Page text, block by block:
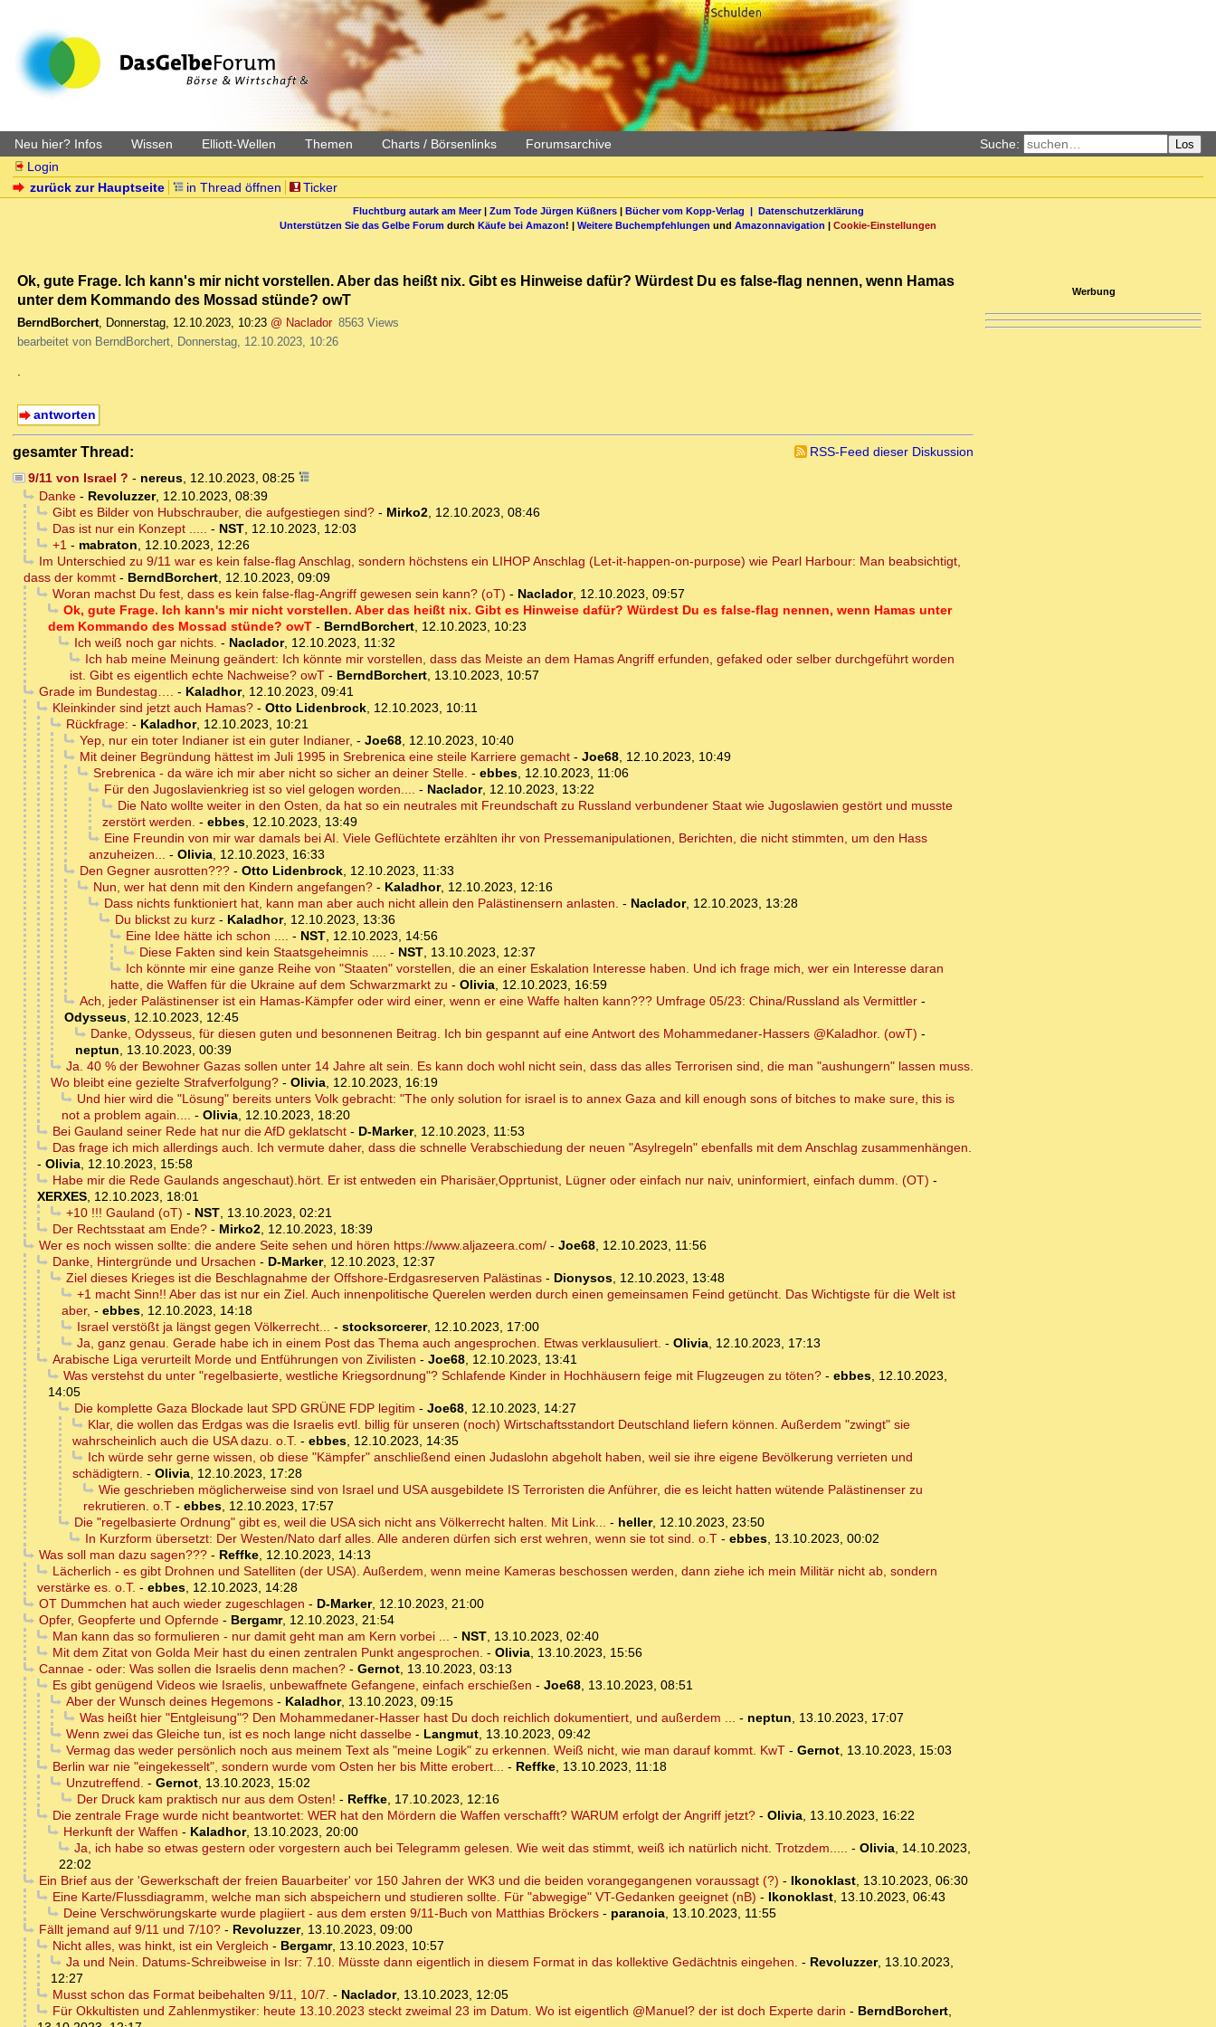
Neu hier? Infos Wissen Elliott-Wellen Themen Charts / Börsenlinks Forumsarchive Suche: Los
Login
zurück zur Hauptseite
in Thread öffnen Ticker
Fluchtburg autark am Meer| Zum Tode Jürgen Küßners| Bücher vom Kopp-Verlag | Datenschutzerklärung
Unterstützen Sie das Gelbe Forum durch Käufe bei Amazon! | Weitere Buchempfehlungen und Amazonnavigation | Cookie-Einstellungen
Ok, gute Frage. Ich kann's mir nicht vorstellen. Aber das heißt nix. Gibt es Hinweise dafür? Würdest Du es false-flag nennen, wenn Hamas
unter dem Kommando des Mossad stünde? owT
BerndBorchert, Donnerstag, 12.10.2023, 10:23 @ Naclador 8563 Views
bearbeitet von BerndBorchert, Donnerstag, 12.10.2023, 10:26
.
antworten
gesamter Thread:
RSS-Feed dieser Diskussion
9/11 von Israel ? - nereus, 12.10.2023, 08:25
Danke- Revoluzzer, 12.10.2023, 08:39
Gibt es Bilder von Hubschrauber, die aufgestiegen sind?- Mirko2, 12.10.2023, 08:46
Das ist nur ein Konzept ..... - NST, 12.10.2023, 12:03
+1- mabraton, 12.10.2023, 12:26
Im Unterschied zu 9/11 war es kein false-flag Anschlag, sondern höchstens ein LIHOP Anschlag (Let-it-happen-on-purpose) wie Pearl Harbour: Man beabsichtigt,
dass der kommt - BerndBorchert, 12.10.2023, 09:09
Woran machst Du fest, dass es kein false-flag-Angriff gewesen sein kann? (oT) - Naclador, 12.10.2023, 09:57
Ok, gute Frage. Ich kann's mir nicht vorstellen. Aber das heißt nix. Gibt es Hinweise dafür? Würdest Du es false-flag nennen, wenn Hamas unter
dem Kommando des Mossad stünde? owT - BerndBorchert, 12.10.2023, 10:23
Ich weiß noch gar nichts. - Naclador, 12.10.2023, 11:32
Ich hab meine Meinung geändert: Ich könnte mir vorstellen, dass das Meiste an dem Hamas Angriff erfunden, gefaked oder selber durchgeführt worden
ist. Gibt es eigentlich echte Nachweise? owT - BerndBorchert, 13.10.2023, 10:57
Grade im Bundestag…. - Kaladhor, 12.10.2023, 09:41
Kleinkinder sind jetzt auch Hamas?- Otto Lidenbrock, 12.10.2023, 10:11
Rückfrage: - Kaladhor, 12.10.2023, 10:21
Yep, nur ein toter Indianer ist ein guter Indianer, - Joe68, 12.10.2023, 10:40
Mit deiner Begründung hättest im Juli 1995 in Srebrenica eine steile Karriere gemacht- Joe68, 12.10.2023, 10:49
Srebrenica - da wäre ich mir aber nicht so sicher an deiner Stelle. - ebbes, 12.10.2023, 11:06
Für den Jugoslavienkrieg ist so viel gelogen worden.... - Naclador, 12.10.2023, 13:22
Die Nato wollte weiter in den Osten, da hat so ein neutrales mit Freundschaft zu Russland verbundener Staat wie Jugoslawien gestört und musste
zerstört werden. - ebbes, 12.10.2023, 13:49
Eine Freundin von mir war damals bei AI. Viele Geflüchtete erzählten ihr von Pressemanipulationen, Berichten, die nicht stimmten, um den Hass
anzuheizen... - Olivia, 12.10.2023, 16:33
Den Gegner ausrotten???- Otto Lidenbrock, 12.10.2023, 11:33
Nun, wer hat denn mit den Kindern angefangen?- Kaladhor, 12.10.2023, 12:16
Dass nichts funktioniert hat, kann man aber auch nicht allein den Palästinensern anlasten. - Naclador, 12.10.2023, 13:28
Du blickst zu kurz- Kaladhor, 12.10.2023, 13:36
Eine Idee hätte ich schon .... - NST, 12.10.2023, 14:56
Diese Fakten sind kein Staatsgeheimnis .... - NST, 13.10.2023, 12:37
Ich könnte mir eine ganze Reihe von "Staaten" vorstellen, die an einer Eskalation Interesse haben. Und ich frage mich, wer ein Interesse daran
hatte, die Waffen für die Ukraine auf dem Schwarzmarkt zu - Olivia, 12.10.2023, 16:59
Ach, jeder Palästinenser ist ein Hamas-Kämpfer oder wird einer, wenn er eine Waffe halten kann??? Umfrage 05/23: China/Russland als Vermittler-
Odysseus, 12.10.2023, 12:45
Danke, Odysseus, für diesen guten und besonnenen Beitrag. Ich bin gespannt auf eine Antwort des Mohammedaner-Hassers @Kaladhor. (owT) -
neptun, 13.10.2023, 00:39
Ja. 40 % der Bewohner Gazas sollen unter 14 Jahre alt sein. Es kann doch wohl nicht sein, dass das alles Terrorisen sind, die man "aushungern" lassen muss.
Wo bleibt eine gezielte Strafverfolgung? - Olivia, 12.10.2023, 16:19
Und hier wird die "Lösung" bereits unters Volk gebracht: "The only solution for israel is to annex Gaza and kill enough sons of bitches to make sure, this is
not a problem again.... - Olivia, 12.10.2023, 18:20
Bei Gauland seiner Rede hat nur die AfD geklatscht- D-Marker, 12.10.2023, 11:53
Das frage ich mich allerdings auch. Ich vermute daher, dass die schnelle Verabschiedung der neuen "Asylregeln" ebenfalls mit dem Anschlag zusammenhängen.
- Olivia, 12.10.2023, 15:58
Habe mir die Rede Gaulands angeschaut).hört. Er ist entweden ein Pharisäer,Opprtunist, Lügner oder einfach nur naiv, uninformiert, einfach dumm. (OT) -
XERXES, 12.10.2023, 18:01
+10 !!! Gauland (oT) - NST, 13.10.2023, 02:21
Der Rechtsstaat am Ende?- Mirko2, 12.10.2023, 18:39
Wer es noch wissen sollte: die andere Seite sehen und hören https://www.aljazeera.com/- Joe68, 12.10.2023, 11:56
Danke, Hintergründe und Ursachen - D-Marker, 12.10.2023, 12:37
Ziel dieses Krieges ist die Beschlagnahme der Offshore-Erdgasreserven Palästinas- Dionysos, 12.10.2023, 13:48
+1 macht Sinn!! Aber das ist nur ein Ziel. Auch innenpolitische Querelen werden durch einen gemeinsamen Feind getüncht. Das Wichtigste für die Welt ist
aber, - ebbes, 12.10.2023, 14:18
Israel verstößt ja längst gegen Völkerrecht... - stocksorcerer, 12.10.2023, 17:00
Ja, ganz genau. Gerade habe ich in einem Post das Thema auch angesprochen. Etwas verklausuliert. - Olivia, 12.10.2023, 17:13
Arabische Liga verurteilt Morde und Entführungen von Zivilisten - Joe68, 12.10.2023, 13:41
Was verstehst du unter "regelbasierte, westliche Kriegsordnung"? Schlafende Kinder in Hochhäusern feige mit Flugzeugen zu töten?- ebbes, 12.10.2023,
14:05
Die komplette Gaza Blockade laut SPD GRÜNE FDP legitim - Joe68, 12.10.2023, 14:27
Klar, die wollen das Erdgas was die Israelis evtl. billig für unseren (noch) Wirtschaftsstandort Deutschland liefern können. Außerdem "zwingt" sie
wahrscheinlich auch die USA dazu. o.T. - ebbes, 12.10.2023, 14:35
Ich würde sehr gerne wissen, ob diese "Kämpfer" anschließend einen Judaslohn abgeholt haben, weil sie ihre eigene Bevölkerung verrieten und
schädigtern. - Olivia, 12.10.2023, 17:28
Wie geschrieben möglicherweise sind von Israel und USA ausgebildete IS Terroristen die Anführer, die es leicht hatten wütende Palästinenser zu
rekrutieren. o.T - ebbes, 12.10.2023, 17:57
Die "regelbasierte Ordnung" gibt es, weil die USA sich nicht ans Völkerrecht halten. Mit Link... - heller, 12.10.2023, 23:50
In Kurzform übersetzt: Der Westen/Nato darf alles. Alle anderen dürfen sich erst wehren, wenn sie tot sind. o.T- ebbes, 13.10.2023, 00:02
Was soll man dazu sagen???- Reffke, 12.10.2023, 14:13
Lächerlich - es gibt Drohnen und Satelliten (der USA). Außerdem, wenn meine Kameras beschossen werden, dann ziehe ich mein Militär nicht ab, sondern
verstärke es. o.T. - ebbes, 12.10.2023, 14:28
OT Dummchen hat auch wieder zugeschlagen - D-Marker, 12.10.2023, 21:00
Opfer, Geopferte und Opfernde- Bergamr, 12.10.2023, 21:54
Man kann das so formulieren - nur damit geht man am Kern vorbei ... - NST, 13.10.2023, 02:40
Mit dem Zitat von Golda Meir hast du einen zentralen Punkt angesprochen. - Olivia, 13.10.2023, 15:56
Cannae - oder: Was sollen die Israelis denn machen?- Gernot, 13.10.2023, 03:13
Es gibt genügend Videos wie Israelis, unbewaffnete Gefangene, einfach erschießen - Joe68, 13.10.2023, 08:51
Aber der Wunsch deines Hegemons- Kaladhor, 13.10.2023, 09:15
Was heißt hier "Entgleisung"? Den Mohammedaner-Hasser hast Du doch reichlich dokumentiert, und außerdem ... - neptun, 13.10.2023, 17:07
Wenn zwei das Gleiche tun, ist es noch lange nicht dasselbe- Langmut, 13.10.2023, 09:42
Vermag das weder persönlich noch aus meinem Text als "meine Logik" zu erkennen. Weiß nicht, wie man darauf kommt. KwT- Gernot, 13.10.2023, 15:03
Berlin war nie "eingekesselt", sondern wurde vom Osten her bis Mitte erobert... - Reffke, 13.10.2023, 11:18
Unzutreffend. - Gernot, 13.10.2023, 15:02
Der Druck kam praktisch nur aus dem Osten! - Reffke, 17.10.2023, 12:16
Die zentrale Frage wurde nicht beantwortet: WER hat den Mördern die Waffen verschafft? WARUM erfolgt der Angriff jetzt?- Olivia, 13.10.2023, 16:22
Herkunft der Waffen - Kaladhor, 13.10.2023, 20:00
Ja, ich habe so etwas gestern oder vorgestern auch bei Telegramm gelesen. Wie weit das stimmt, weiß ich natürlich nicht. Trotzdem..... - Olivia, 14.10.2023,
22:02
Ein Brief aus der 'Gewerkschaft der freien Bauarbeiter' vor 150 Jahren der WK3 und die beiden vorangegangenen voraussagt (?) - Ikonoklast, 13.10.2023, 06:30
Eine Karte/Flussdiagramm, welche man sich abspeichern und studieren sollte. Für "abwegige" VT-Gedanken geeignet (nB) - Ikonoklast, 13.10.2023, 06:43
Deine Verschwörungskarte wurde plagiiert - aus dem ersten 9/11-Buch von Matthias Bröckers- paranoia, 13.10.2023, 11:55
Fällt jemand auf 9/11 und 7/10?- Revoluzzer, 13.10.2023, 09:00
Nicht alles, was hinkt, ist ein Vergleich - Bergamr, 13.10.2023, 10:57
Ja und Nein. Datums-Schreibweise in Isr: 7.10. Müsste dann eigentlich in diesem Format in das kollektive Gedächtnis eingehen. - Revoluzzer, 13.10.2023,
12:27
Musst schon das Format beibehalten 9/11, 10/7. - Naclador, 13.10.2023, 12:05
Für Okkultisten und Zahlenmystiker: heute 13.10.2023 steckt zweimal 23 im Datum. Wo ist eigentlich @Manuel? der ist doch Experte darin - BerndBorchert,
Werbung